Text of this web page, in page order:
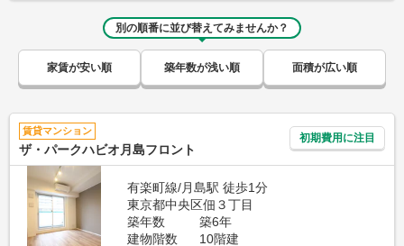
別の順番に並び替えてみませんか？
家賃が安い順 築年数が浅い順 面積が広い順
賃貸マンション
ザ・パークハビオ月島フロント
初期費用に注目
有楽町線/月島駅 徒歩1分
東京都中央区佃３丁目
築年数
築6年
建物階数
10階建